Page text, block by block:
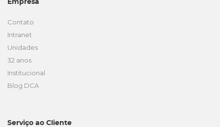
Empresa
Contato
Intranet
Unidades
32 anos
Institucional
Blog DCA
Serviço ao Cliente